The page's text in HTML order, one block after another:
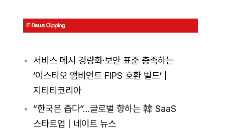
서비스 메시 경량화·보안 표준 충족하는
‘이스티오 앰비언트 FIPS 호환 빌드’ |
지티티코리아
“한국은 좁다”…글로벌 향하는 韓 SaaS
스타트업 | 네이트 뉴스